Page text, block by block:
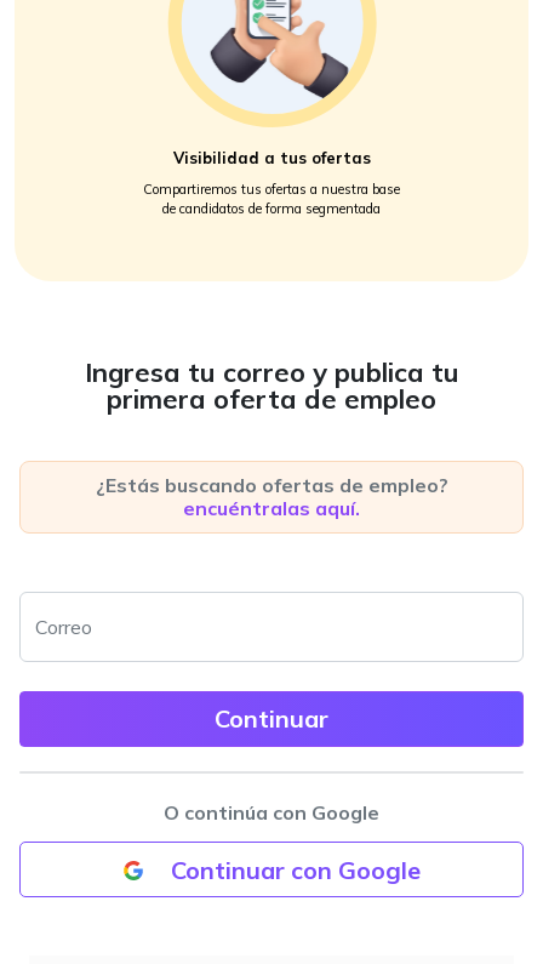
Visibilidad a tus ofertas
Compartiremos tus ofertas a nuestra base
de candidatos de forma segmentada
Ingresa tu correo y publica tu
primera oferta de empleo
¿Estás buscando ofertas de empleo?
encuéntralas aquí.
Correo
O continúa con Google
Continuar con Google